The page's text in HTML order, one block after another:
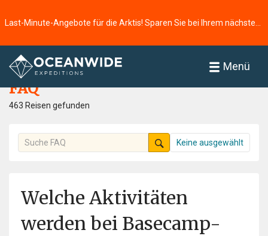
Menü
Startseite
FAQ
463 Reisen gefunden
Keine ausgewählt
Welche Aktivitäten
werden bei Basecamp-